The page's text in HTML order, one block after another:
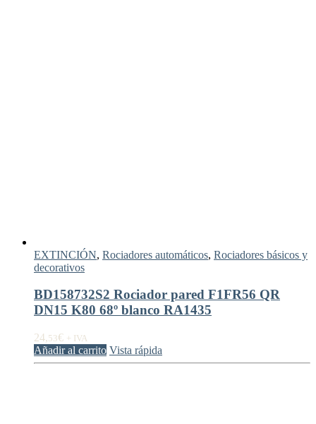
EXTINCIÓN, Rociadores automáticos, Rociadores básicos y
decorativos
BD158732S2 Rociador pared F1FR56 QR
DN15 K80 68º blanco RA1435
24,53€ + IVA
Añadir al carrito Vista rápida